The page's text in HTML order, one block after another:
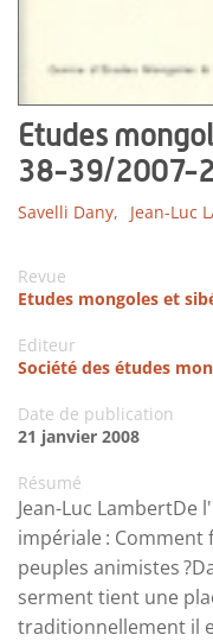
Etudes
38-39/2007-
Savelli Dany, Jean-Luc
Revue
Etudes mongoles et
Editeur
Société des études
Date de publication
21 janvier 2008
Résumé
Jean-Luc LambertDe
impériale :
peuples animistes
serment tient une
traditionnellement il